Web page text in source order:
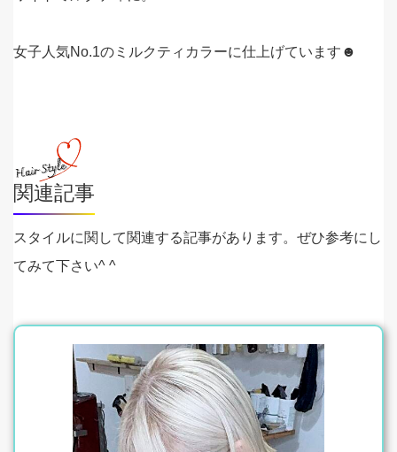
女子人気No.1のミルクティカラーに仕上げています☻
関連記事
スタイルに関して関連する記事があります。ぜひ参考にし
てみて下さい^ ^